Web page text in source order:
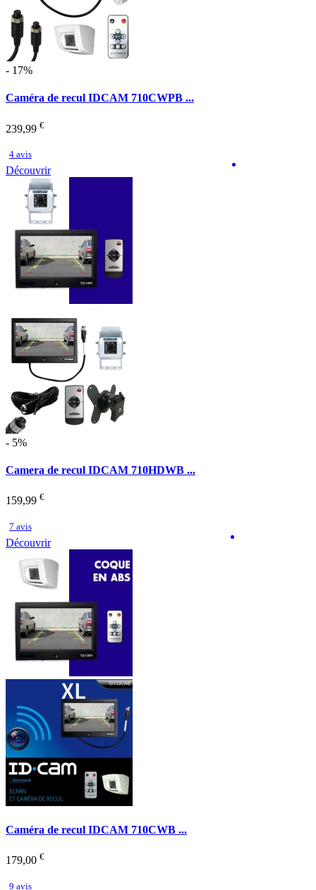
- 17%
Caméra de recul IDCAM 710CWPB ...
239,99 €
4 avis
Découvrir
- 5%
Camera de recul IDCAM 710HDWB ...
159,99 €
7 avis
Découvrir
Caméra de recul IDCAM 710CWB ...
179,00 €
9 avis